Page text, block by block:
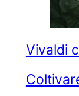
Vivaldi